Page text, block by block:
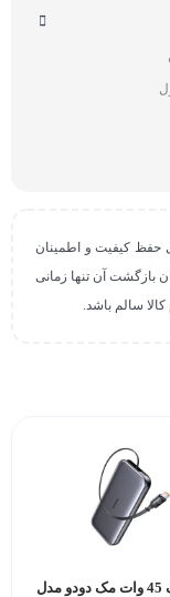
حفظ کیفیت و اطمینان
بازگشت آن تنها زمانی
سالم باشد.
پاوربانک 45 وات مک دودو مدل